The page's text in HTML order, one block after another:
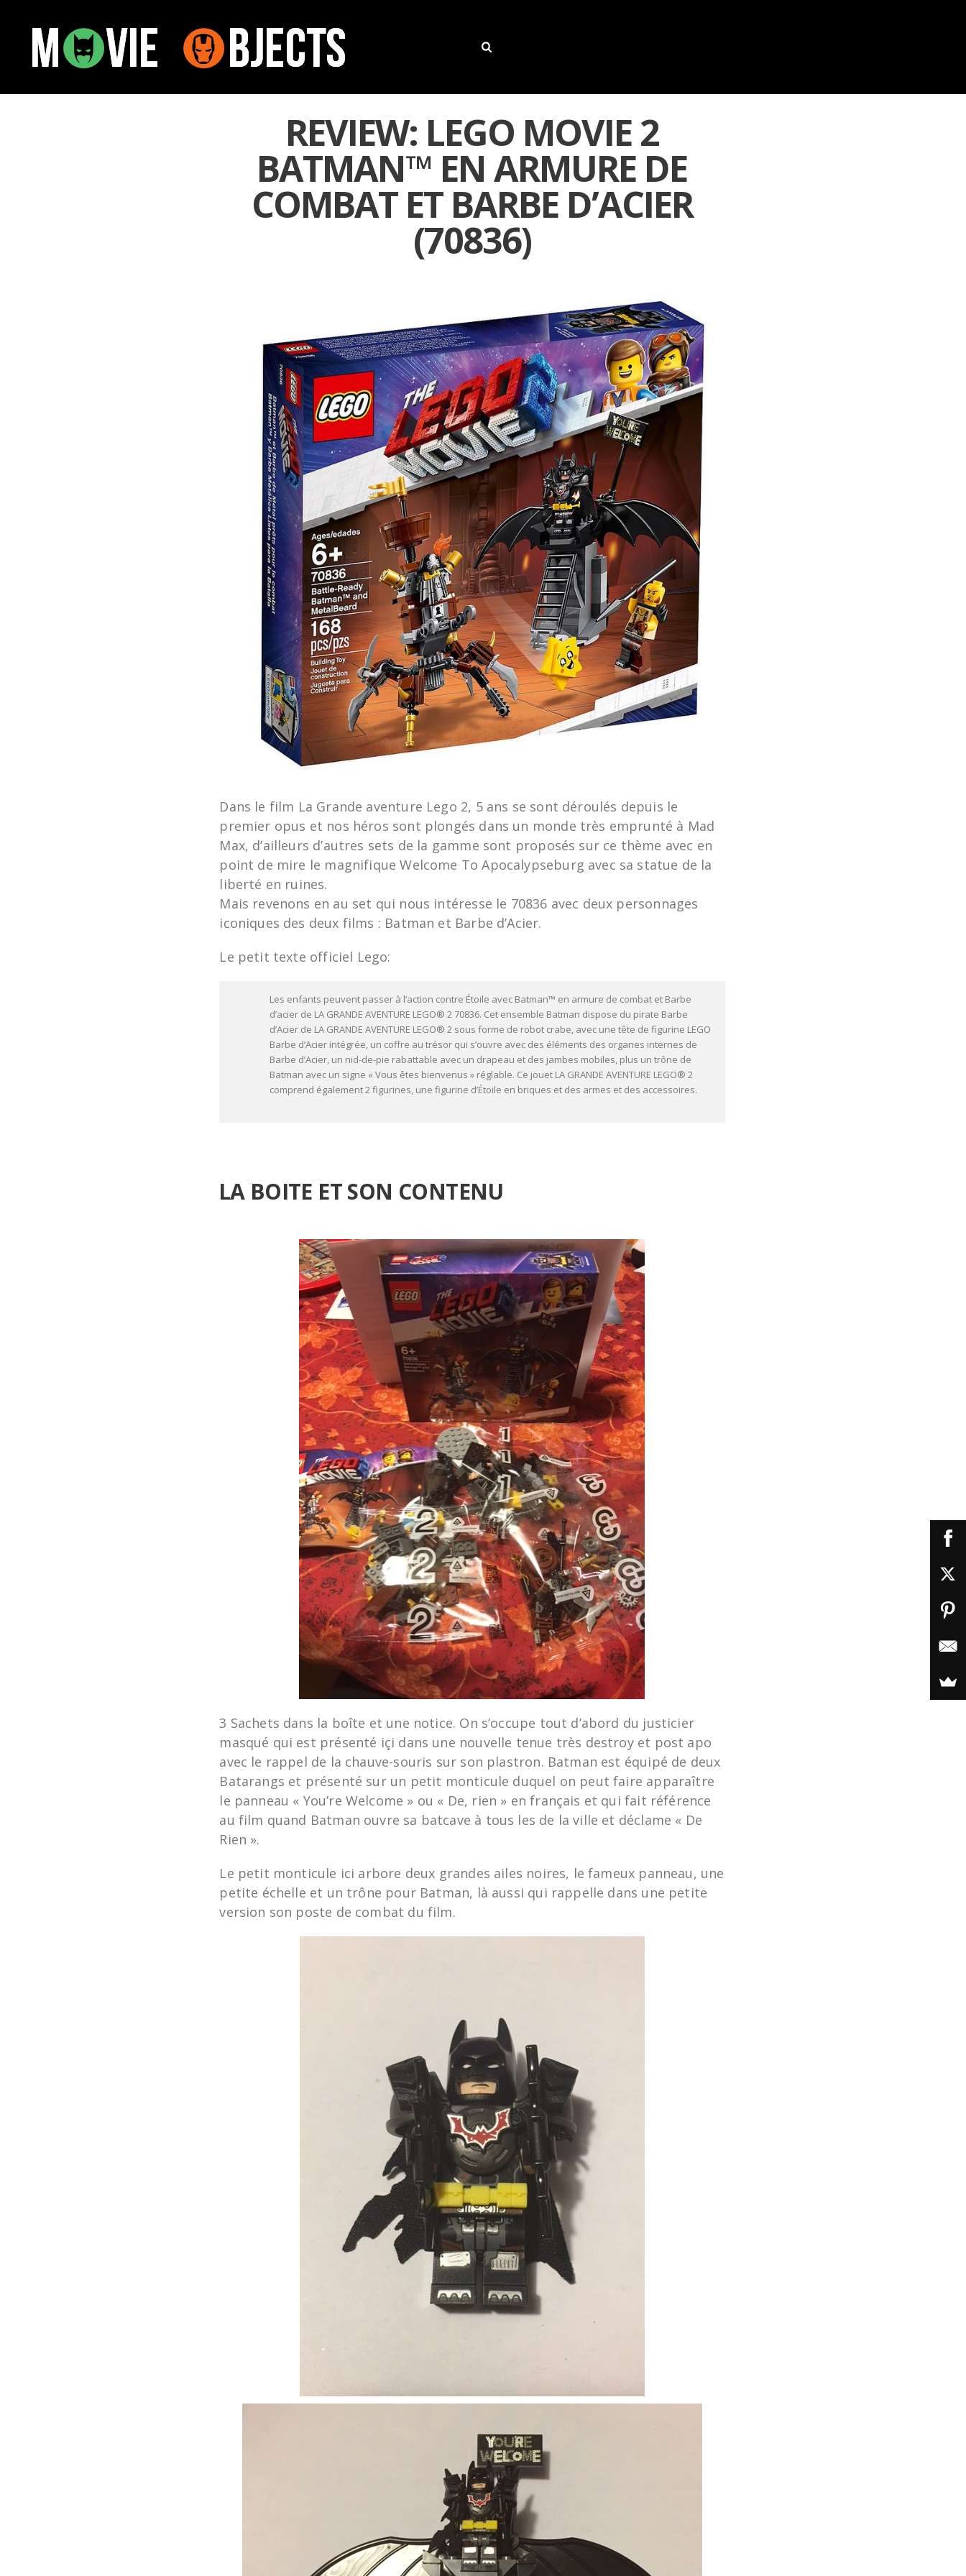
REVIEW: LEGO MOVIE 2
BATMAN™ EN ARMURE DE
COMBAT ET BARBE D’ACIER
(70836)
Dans le film La Grande aventure Lego 2, 5 ans se sont déroulés depuis le
premier opus et nos héros sont plongés dans un monde très emprunté à Mad
Max, d’ailleurs d’autres sets de la gamme sont proposés sur ce thème avec en
point de mire le magnifique Welcome To Apocalypseburg avec sa statue de la
liberté en ruines.
Mais revenons en au set qui nous intéresse le 70836 avec deux personnages
iconiques des deux films : Batman et Barbe d’Acier.
Le petit texte officiel Lego:
Les enfants peuvent passer à l’action contre Étoile avec Batman™ en armure de combat et Barbe
d’acier de LA GRANDE AVENTURE LEGO® 2 70836. Cet ensemble Batman dispose du pirate Barbe
d’Acier de LA GRANDE AVENTURE LEGO® 2 sous forme de robot crabe, avec une tête de figurine LEGO
Barbe d’Acier intégrée, un coffre au trésor qui s’ouvre avec des éléments des organes internes de
Barbe d’Acier, un nid-de-pie rabattable avec un drapeau et des jambes mobiles, plus un trône de
Batman avec un signe « Vous êtes bienvenus » réglable. Ce jouet LA GRANDE AVENTURE LEGO® 2
comprend également 2 figurines, une figurine d’Étoile en briques et des armes et des accessoires.
LA BOITE ET SON CONTENU
3 Sachets dans la boîte et une notice. On s’occupe tout d’abord du justicier
masqué qui est présenté içi dans une nouvelle tenue très destroy et post apo
avec le rappel de la chauve-souris sur son plastron. Batman est équipé de deux
Batarangs et présenté sur un petit monticule duquel on peut faire apparaître
le panneau « You’re Welcome » ou « De, rien » en français et qui fait référence
au film quand Batman ouvre sa batcave à tous les de la ville et déclame « De
Rien ».
Le petit monticule ici arbore deux grandes ailes noires, le fameux panneau, une
petite échelle et un trône pour Batman, là aussi qui rappelle dans une petite
version son poste de combat du film.